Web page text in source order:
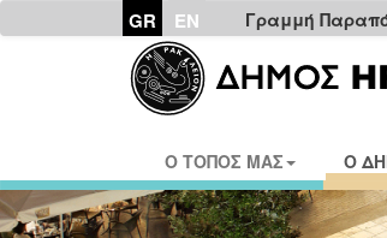
GR EN Γραμμή
Ο ΤΟΠΟΣ ΜΑΣ Ο